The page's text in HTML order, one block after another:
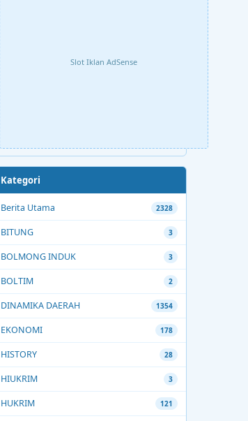
Slot Iklan AdSense
Kategori
Berita Utama 2328
BITUNG 3
BOLMONG INDUK 3
BOLTIM 2
DINAMIKA DAERAH 1354
EKONOMI 178
HISTORY 28
HIUKRIM 3
HUKRIM 121